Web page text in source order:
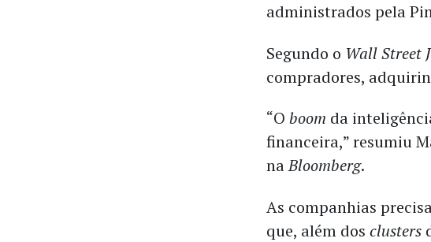
administrados pela
Segundo o Wall Street
compradores,
“O boom da
financeira,” resumiu
naBloomberg.
As companhias
que, além dos clusters